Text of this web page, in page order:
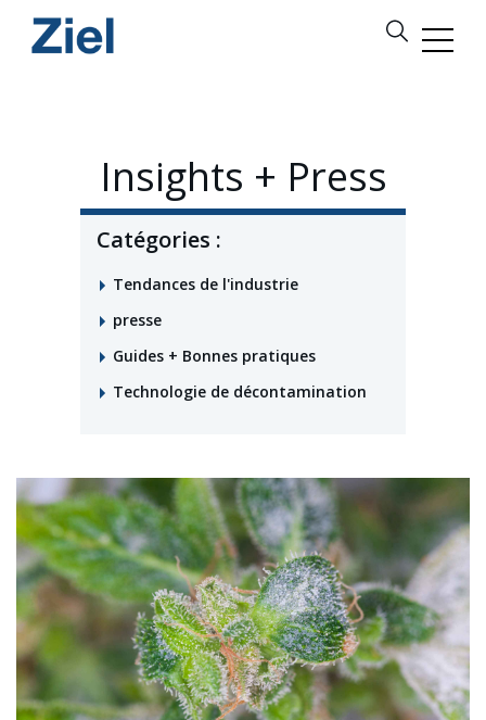
Insights + Press
Catégories :
Tendances de l'industrie
presse
Guides + Bonnes pratiques
Technologie de décontamination